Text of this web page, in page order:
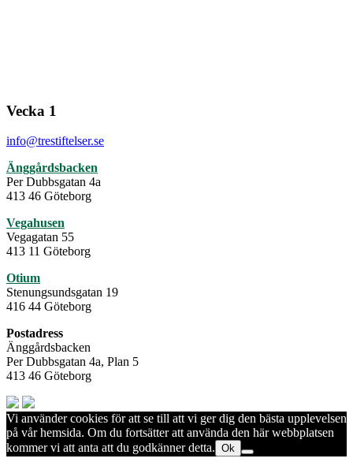
Vecka 1
info@trestiftelser.se
Änggårdsbacken
Per Dubbsgatan 4a
413 46 Göteborg
Vegahusen
Vegagatan 55
413 11 Göteborg
Otium
Stenungsundsgatan 19
416 44 Göteborg
Postadress
Änggårdsbacken
Per Dubbsgatan 4a, Plan 5
413 46 Göteborg
Vi använder cookies för att se till att vi ger dig den bästa upplevelsen
på vår hemsida. Om du fortsätter att använda den här webbplatsen
kommer vi att anta att du godkänner detta. Ok